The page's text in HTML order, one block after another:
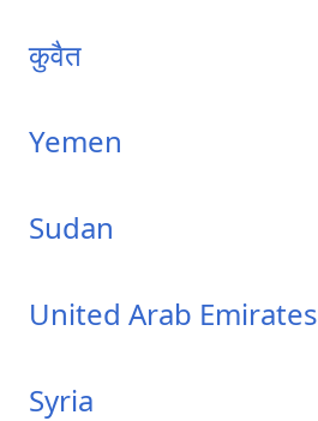
कुवैत
Yemen
Sudan
United Arab Emirates
Syria